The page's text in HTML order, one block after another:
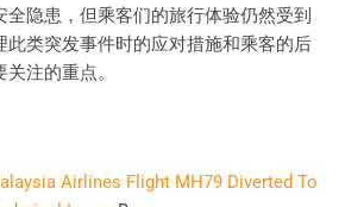
隐患，但乘客们的旅行体验仍然受到
此类突发事件时的应对措施和乘客的后
注的重点。
Airlines Flight MH79 Diverted To